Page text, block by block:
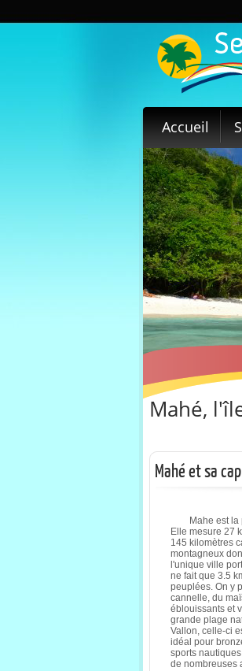
Accueil
Mahé,
Mahé et sa
Mahe est la
Elle mesure 27
145 kilomètres
montagneux
l'unique ville
ne fait que 3.5
peuplées. On y
cannelle, du
éblouissants et
grande plage
Vallon, celle-ci
idéal pour
sports
de nombreuses